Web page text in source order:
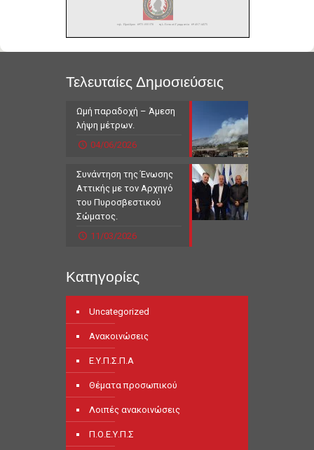
Τελευταίες Δημοσιεύσεις
Ωμή παραδοχή – Άμεση
λήψη μέτρων.
04/06/2026
Συνάντηση της Ένωσης
Αττικής με τον Αρχηγό
του Πυροσβεστικού
Σώματος.
11/03/2026
Κατηγορίες
Uncategorized
Ανακοινώσεις
Ε.Υ.Π.Σ.Π.Α
Θέματα προσωπικού
Λοιπές ανακοινώσεις
Π.Ο.Ε.Υ.Π.Σ